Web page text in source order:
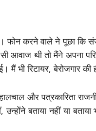
करने वाले ने पूछा कि
आवाज थी तो मैंने अपना
भी रिटायर, बेरोजगार की
और पत्रकारिता
बताया नहीं या